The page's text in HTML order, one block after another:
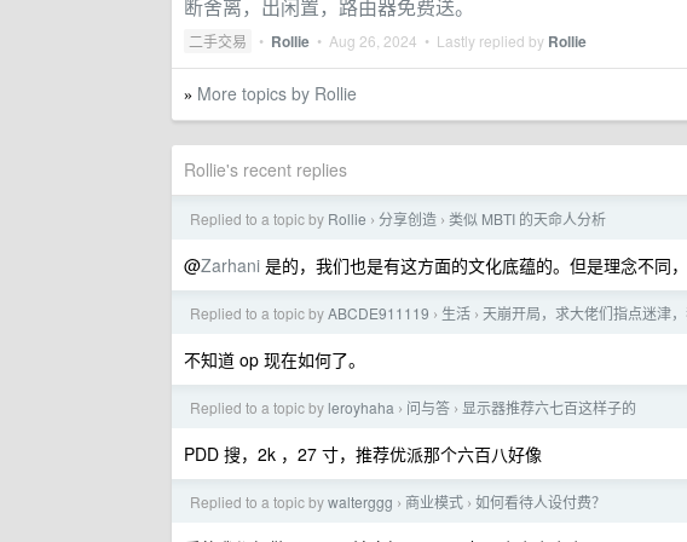
断舍离，出闲置，路由器免费送。
二手交易 • Rollie • Aug 26, 2024 • Lastly replied by Rollie
» More topics by Rollie
Rollie's recent replies
Replied to a topic by Rollie › 分享创造 › 类似 MBTI 的天命人分析
@Zarhani 是的，我们也是有这方面的文化底蕴的。但是理念不同
Replied to a topic byABCDE911119 › 生活 › 天崩开局，求大佬们指点迷津
不知道 op 现在如何了。
Replied to a topic by leroyhaha › 问与答 › 显示器推荐六七百这样子的
PDD 搜，2k ，27 寸，推荐优派那个六百八好像
Replied to a topic bywalterggg › 商业模式 › 如何看待人设付费？